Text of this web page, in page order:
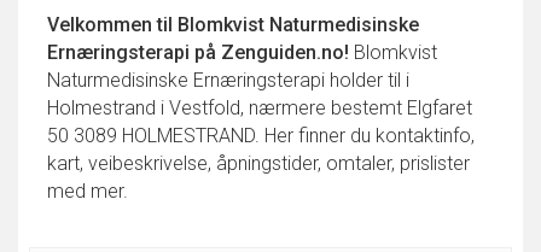
Velkommen til Blomkvist Naturmedisinske
Ernæringsterapi på Zenguiden.no! Blomkvist
Naturmedisinske Ernæringsterapi holder til i
Holmestrand i Vestfold, nærmere bestemt Elgfaret
50 3089 HOLMESTRAND. Her finner du kontaktinfo,
kart, veibeskrivelse, åpningstider, omtaler, prislister
med mer.